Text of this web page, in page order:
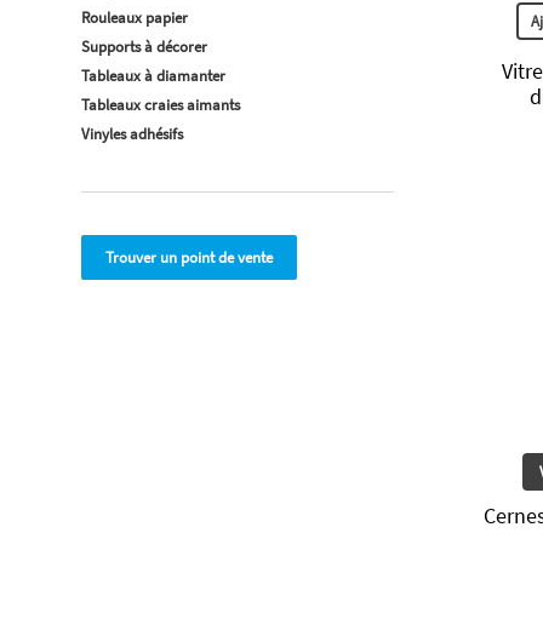
Rouleaux papier
Supports à décorer
Tableaux à diamanter
Tableaux craies aimants
Vinyles adhésifs
Trouver un point de vente